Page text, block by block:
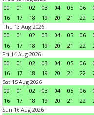
00
01 02 03 04 05 06
16
17 18 19 20 21 22
Thu 13 Aug 2026
00
01 02 03 04 05 06
16
17 18 19 20 21 22
Fri 14 Aug 2026
00
01 02 03 04 05 06
16
17 18 19 20 21 22
Sat 15 Aug 2026
00
01 02 03 04 05 06
16
17 18 19 20 21 22
Sun 16 Aug 2026